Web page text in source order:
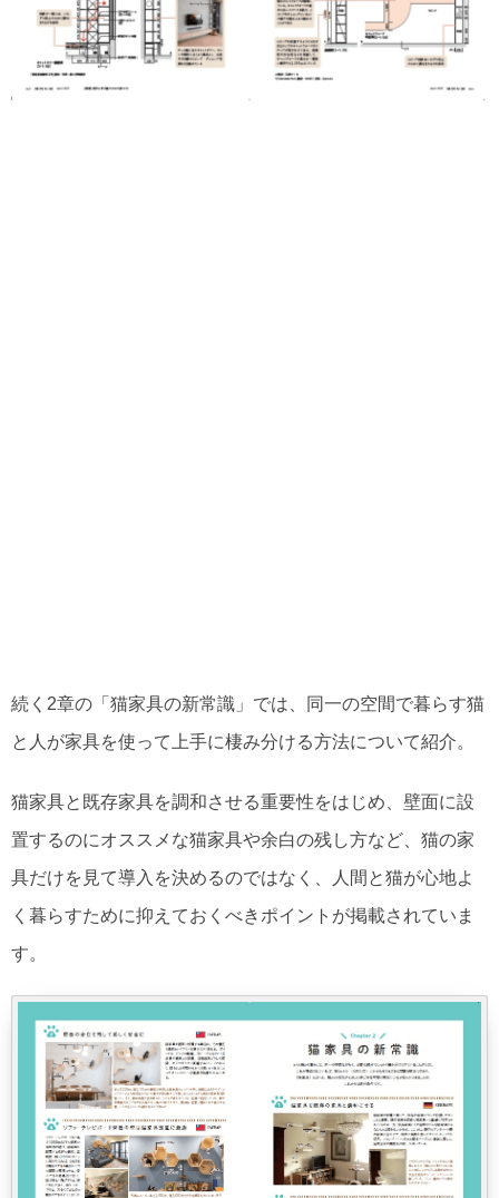
続く2章の「猫家具の新常識」では、同一の空間で暮らす猫
と人が家具を使って上手に棲み分ける方法について紹介。
猫家具と既存家具を調和させる重要性をはじめ、壁面に設
置するのにオススメな猫家具や余白の残し方など、猫の家
具だけを見て導入を決めるのではなく、人間と猫が心地よ
く暮らすために抑えておくべきポイントが掲載されていま
す。